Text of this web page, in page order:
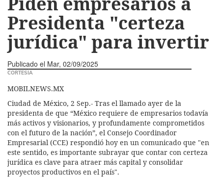
Presidenta "certeza
jurídica" para invertir
Publicado el Mar, 02/09/2025
CORTESÍA
MOBILNEWS.MX
Ciudad de México, 2 Sep.- Tras el llamado ayer de la
presidenta de que “México requiere de empresarios todavía
más activos y visionarios, y profundamente comprometidos
con el futuro de la nación”, el Consejo Coordinador
Empresarial (CCE) respondió hoy en un comunicado que "en
este sentido, es importante subrayar que contar con certeza
jurídica es clave para atraer más capital y consolidar
proyectos productivos en el país".